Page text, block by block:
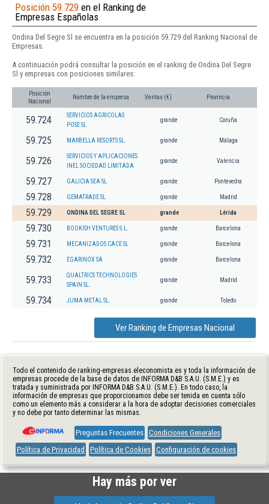
Posición 59.729 en el Ranking de
Empresas Españolas
Ondina Del Segre Sl se encuentra en la posición 59.729 del Ranking Nacional de
Empresas.
A continuación podrá consultar la posición en el ranking de Ondina Del Segre
Sl y empresas con posiciones similares:
Posición
Nacional
Nombre de la empresa Ventas (€) Provincia
59.724
SERVICIOS AGRICOLAS
POSE SL
grande Coruña
59.725 MARBELLA RESORTS SL. grande Málaga
59.726
SERVICIOS Y APLICACIONES
INEL SOCIEDAD LIMITADA
grande Valencia
59.727 GALICIA SEA SL grande Pontevedra
59.728 GEMATRADE SL grande Madrid
59.729 ONDINA DEL SEGRE SL grande Lérida
59.730 BOOKISH VENTURES S.L. grande Barcelona
59.731 MECANIZADOS CACE SL grande Barcelona
59.732 EGARINOX SA grande Barcelona
59.733
QUALTRICS TECHNOLOGIES
SPAIN SL.
grande Madrid
59.734 JUMA METAL SL. grande Toledo
Ver Ranking de Empresas Nacional
Todo el contenido de ranking-empresas.eleconomista.es y toda la información de
empresas procede de la base de datos de INFORMA D&B S.A.U. (S.M.E.) y es
tratada y suministrada por INFORMA D&B S.A.U. (S.M.E.). En todo caso, la
información de empresas que proporcionamos debe ser tenida en cuenta sólo
como un elemento más a considerar a la hora de adoptar decisiones comerciales
y no debe por tanto determinar las mismas.
Preguntas Frecuentes Condiciones Generales
Política de Privacidad
Política de Cookies Configuración de cookies
Hay más por ver